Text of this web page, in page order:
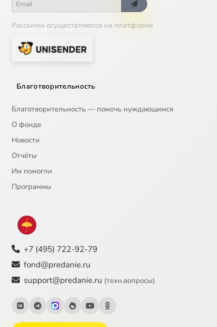
Рассылки осуществляются на платформе
Благотворительность
Благотворительность — помочь нуждающимся
О фонде
Новости
Отчёты
Им помогли
Программы
+7 (495) 722-92-79
fond@predanie.ru
support@predanie.ru (техн.вопросы)